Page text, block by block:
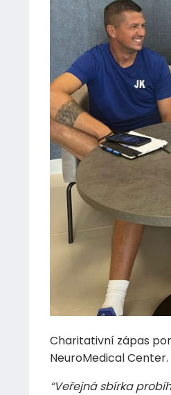
Charitativní zápas
NeuroMedical Center.
“Veřejná sbírka